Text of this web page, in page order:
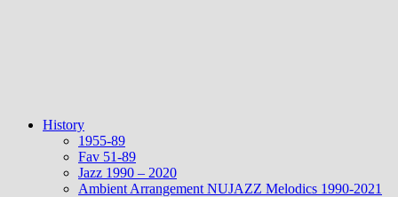
History
1955-89
Fav 51-89
Jazz 1990 – 2020
Ambient Arrangement NUJAZZ Melodics 1990-2021